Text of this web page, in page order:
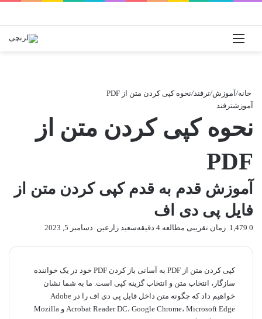
خانه/آموزش/ترفند/نحوه کپی کردن متن از PDF
آموزشترفند
نحوه کپی کردن متن از
PDF
آموزش قدم به قدم کپی کردن متن از
فایل پی دی اف
سعید زارعین ارسال
دسامبر 5, 2023 0 زمان تقریبی مطالعه 4 دقیقه
کپی کردن متن از PDF به آسانی باز کردن PDF خود در یک خواننده
سازگار، انتخاب متن و انتخاب گزینه کپی است. ما به شما نشان
خواهیم داد که چگونه متن داخل فایل پی دی اف را در Adobe
Acrobat Reader DC، Google Chrome، Microsoft Edge و Mozilla